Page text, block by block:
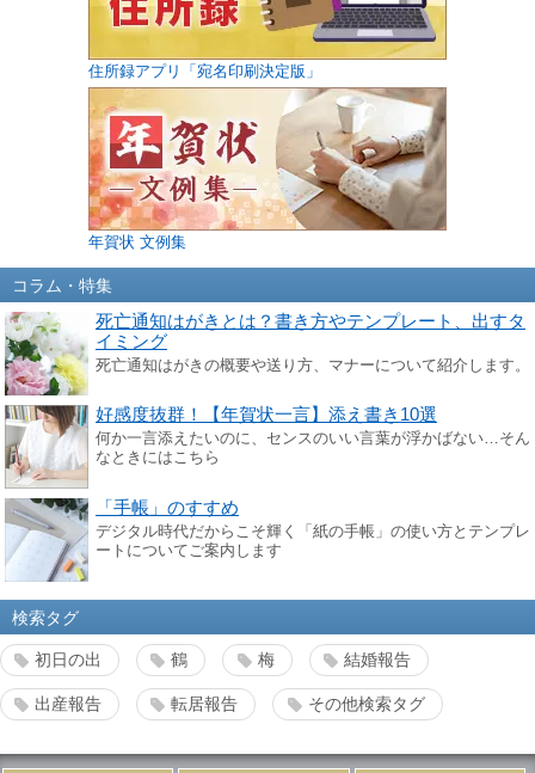
住所録アプリ「宛名印刷決定版」
年賀状 文例集
コラム・特集
死亡通知はがきとは？書き方やテンプレート、出すタ
イミング
死亡通知はがきの概要や送り方、マナーについて紹介します。
好感度抜群！【年賀状一言】添え書き10選
何か一言添えたいのに、センスのいい言葉が浮かばない…そん
なときにはこちら
「手帳」のすすめ
デジタル時代だからこそ輝く「紙の手帳」の使い方とテンプレ
ートについてご案内します
検索タグ
初日の出 鶴 梅 結婚報告
出産報告 転居報告 その他検索タグ